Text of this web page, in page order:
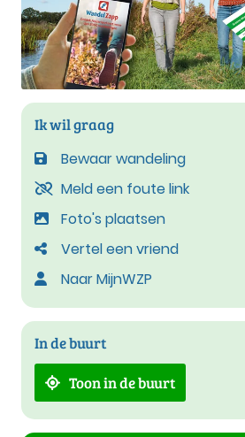
Ik wil graag
Bewaar wandeling
Meld een foute link
Foto's plaatsen
Vertel een vriend
Naar MijnWZP
In de buurt
Toon in de buurt